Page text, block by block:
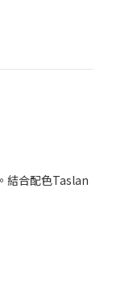
結合配色Taslan